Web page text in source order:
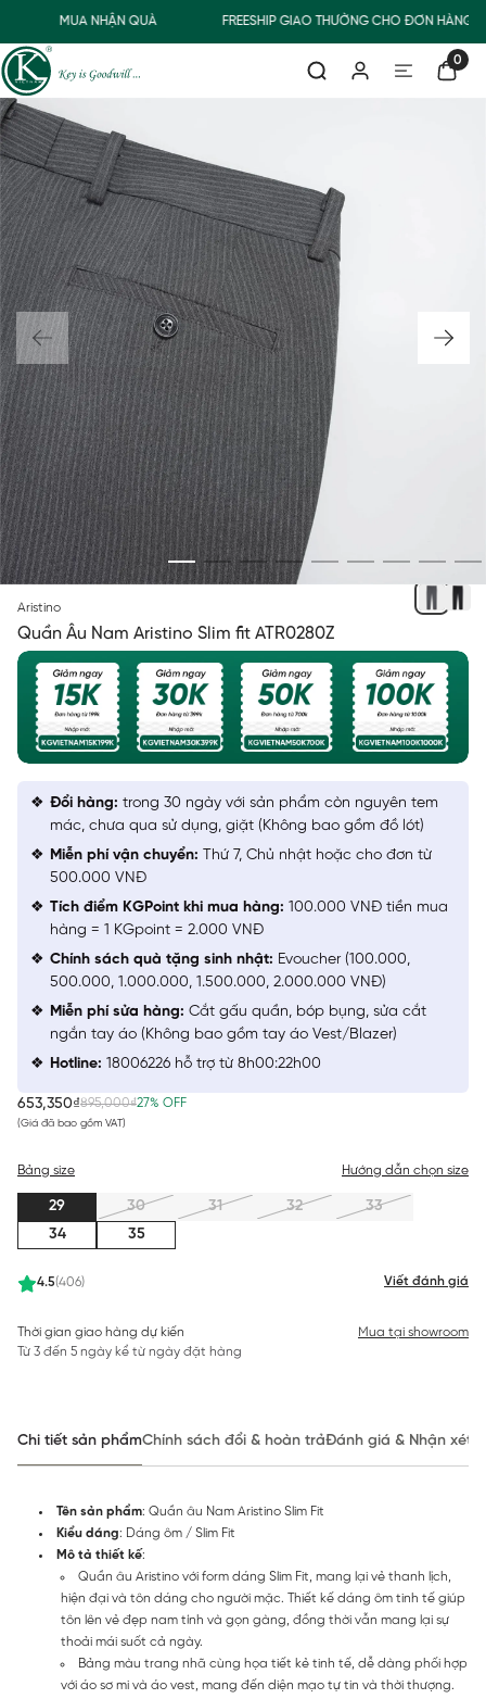
MUA NHẬN QUÀ FREESHIP GIAO THƯỜNG CHO ĐƠN HÀNG
0
Aristino
Quần Âu Nam Aristino Slim fit ATR0280Z
653,350₫895,000₫27% OFF
(Giá đã bao gồm VAT)
4.5(406) Viết đánh giá
Bảng size Hướng dẫn chọn size
29 30 31 32
33
34
35
Thời gian giao hàng dự kiến
Từ 3 đến 5 ngày kể từ ngày đặt hàng
Mua tại showroom
Đổi hàng: trong 30 ngày với sản phẩm còn nguyên tem
mác, chưa qua sử dụng, giặt (Không bao gồm đồ lót)
Miễn phí vận chuyển: Thứ 7, Chủ nhật hoặc cho đơn từ
500.000 VNĐ
Tích điểm KGPoint khi mua hàng: 100.000 VNĐ tiền mua
hàng = 1 KGpoint = 2.000 VNĐ
Chính sách quà tặng sinh nhật: Evoucher (100.000,
500.000, 1.000.000, 1.500.000, 2.000.000 VNĐ)
Miễn phí sửa hàng: Cắt gấu quần, bóp bụng, sửa cắt
ngắn tay áo (Không bao gồm tay áo Vest/Blazer)
Hotline: 18006226 hỗ trợ từ 8h00:22h00
Chi tiết sản phẩmChính sách đổi & hoàn trảĐánh giá & Nhận xét
Tên sản phẩm: Quần âu Nam Aristino Slim Fit
Kiểu dáng: Dáng ôm / Slim Fit
Mô tả thiết kế:
Quần âu Aristino với form dáng Slim Fit, mang lại vẻ thanh lịch,
hiện đại và tôn dáng cho người mặc. Thiết kế dáng ôm tinh tế giúp
tôn lên vẻ đẹp nam tính và gọn gàng, đồng thời vẫn mang lại sự
thoải mái suốt cả ngày.
Bảng màu trang nhã cùng họa tiết kẻ tinh tế, dễ dàng phối hợp
với áo sơ mi và áo vest, mang đến diện mạo tự tin và thời thượng.